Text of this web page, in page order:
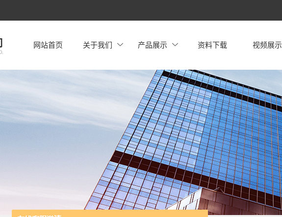
网站首页 关于我们 产品展示 资料下载 视频展示